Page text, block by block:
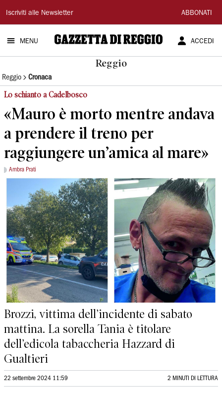
Gazzetta
di
Reggio
Iscriviti alle Newsletter ABBONATI
MENU ACCEDI
Reggio
Reggio Cronaca
Lo schianto a Cadelbosco
«Mauro è morto mentre andava
a prendere il treno per
raggiungere un’amica al mare»
Ambra Prati
Brozzi, vittima dell’incidente di sabato
mattina. La sorella Tania è titolare
dell’edicola tabaccheria Hazzard di
Gualtieri
22 settembre 2024 11:59 2 MINUTI DI LETTURA